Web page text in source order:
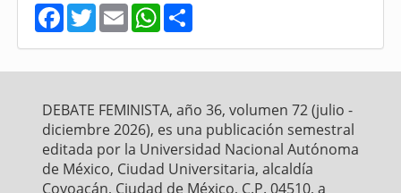
F
a
c
e
b
k
T
w
t
t
E
m
a
i
l
W
h
a
t
s
p
S
h
r
e
DEBATE FEMINISTA, año 36, volumen 72 (julio -
diciembre 2026), es una publicación semestral
editada por la Universidad Nacional Autónoma
de México, Ciudad Universitaria, alcaldía
Coyoacán, Ciudad de México, C.P. 04510, a